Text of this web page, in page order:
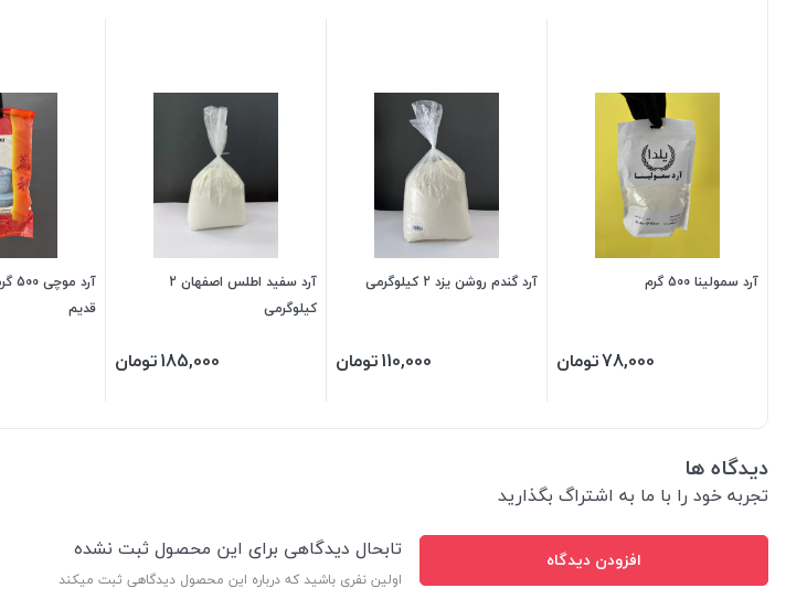
آرد سمولینا 500 گرم
78,000تومان
آرد گندم روشن یزد 2 کیلوگرمی
110,000تومان
آرد سفید اطلس اصفهان 2
کیلوگرمی
185,000تومان
آرد
قدیم
دیدگاه ها
تجربه خود را با ما به اشتراگ بگذارید
افزودن دیدگاه تابحال دیدگاهی برای این محصول ثبت نشده
اولین نفری باشید که درباره این محصول دیدگاهی ثبت میکند